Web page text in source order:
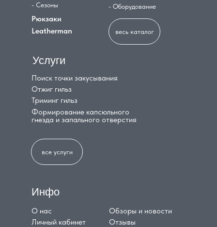
Инфо
- Сезоны
Рюкзаки
Leatherman
О нас
Личный кабинет
Обзоры и новости
Отзывы
- Оборудование
Поиск точки закусывания
Услуги
Отжиг гильз
Триминг гильз
Формирование капсюльного
гнезда и запального отверстия
весь каталог
все услуги